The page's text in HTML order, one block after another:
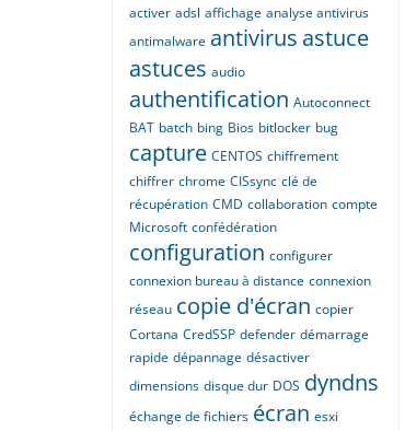
activer adsl affichage analyse antivirus
antimalware antivirus astuce
astuces audio
authentification Autoconnect
BAT batch bing Bios bitlocker bug
capture CENTOS chiffrement
chiffrer chrome CISsync clé de
récupération CMD collaboration compte
Microsoft confédération
configuration configurer
connexion bureau à distance connexion
réseau copie d'écran copier
Cortana CredSSP defender démarrage
rapide dépannage désactiver
dimensions disque dur DOS dyndns
échange de fichiers écran esxi